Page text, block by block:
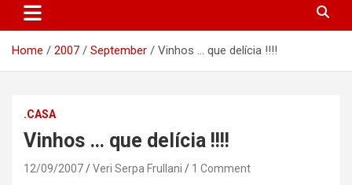
Home 2007 September Vinhos … que delícia !!!!
.CASA
Vinhos … que delícia !!!!
12/09/2007 Veri Serpa Frullani 1 Comment